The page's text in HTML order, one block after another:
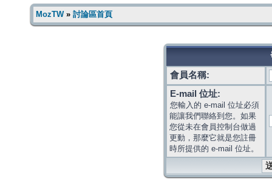
MozTW» 討論區首頁
會員名稱:
E-mail 位址:
您輸入的 e-mail 位址必須
能讓我們聯絡到您。如果
您從未在會員控制台做過
更動，那麼它就是您註冊
時所提供的 e-mail 位址。